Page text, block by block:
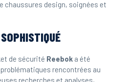
chaussures design, soignées et
de sécurité Reebok a été
rencontrées au
recherches et analyses,